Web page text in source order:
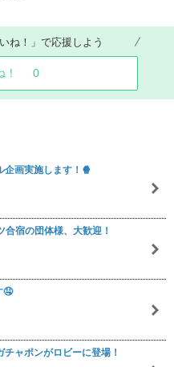
ね！」で応援しよう
！ 0
企画実施します！🍿
宿の団体様、大歓迎！
🤤
ャポンがロビーに登場！